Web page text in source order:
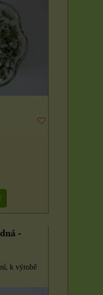
-
k výrobě